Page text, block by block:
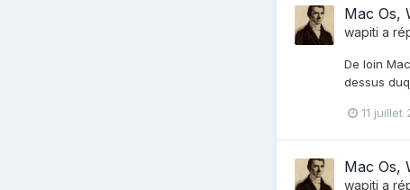
Mac Os,
wapiti a
De loin
dessus
11 juillet
Mac Os,
wapiti a